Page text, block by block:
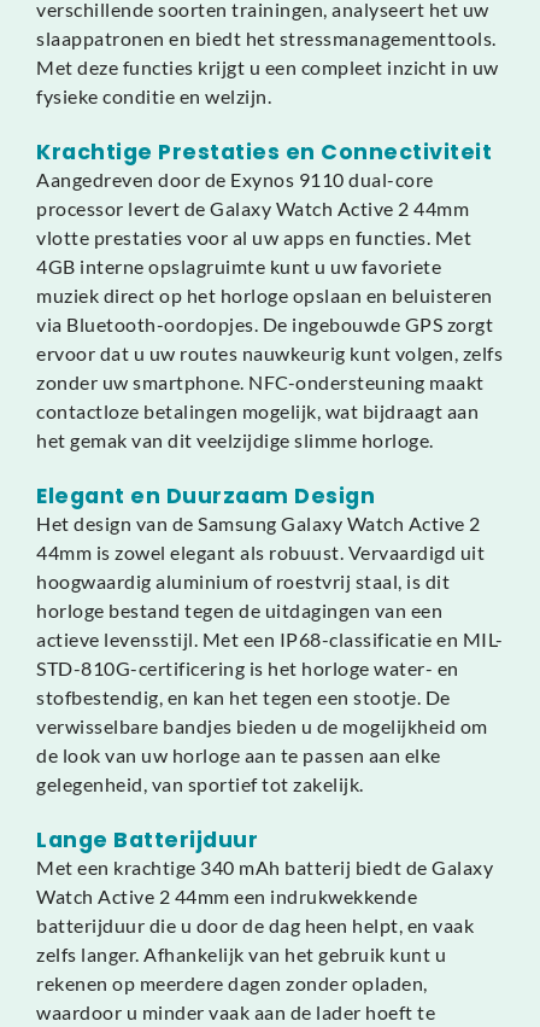
verschillende soorten trainingen, analyseert het uw
slaappatronen en biedt het stressmanagementtools.
Met deze functies krijgt u een compleet inzicht in uw
fysieke conditie en welzijn.
Krachtige Prestaties en Connectiviteit
Aangedreven door de Exynos 9110 dual-core
processor levert de Galaxy Watch Active 2 44mm
vlotte prestaties voor al uw apps en functies. Met
4GB interne opslagruimte kunt u uw favoriete
muziek direct op het horloge opslaan en beluisteren
via Bluetooth-oordopjes. De ingebouwde GPS zorgt
ervoor dat u uw routes nauwkeurig kunt volgen, zelfs
zonder uw smartphone. NFC-ondersteuning maakt
contactloze betalingen mogelijk, wat bijdraagt aan
het gemak van dit veelzijdige slimme horloge.
Elegant en Duurzaam Design
Het design van de Samsung Galaxy Watch Active 2
44mm is zowel elegant als robuust. Vervaardigd uit
hoogwaardig aluminium of roestvrij staal, is dit
horloge bestand tegen de uitdagingen van een
actieve levensstijl. Met een IP68-classificatie en MIL-
STD-810G-certificering is het horloge water- en
stofbestendig, en kan het tegen een stootje. De
verwisselbare bandjes bieden u de mogelijkheid om
de look van uw horloge aan te passen aan elke
gelegenheid, van sportief tot zakelijk.
Lange Batterijduur
Met een krachtige 340 mAh batterij biedt de Galaxy
Watch Active 2 44mm een indrukwekkende
batterijduur die u door de dag heen helpt, en vaak
zelfs langer. Afhankelijk van het gebruik kunt u
rekenen op meerdere dagen zonder opladen,
waardoor u minder vaak aan de lader hoeft te